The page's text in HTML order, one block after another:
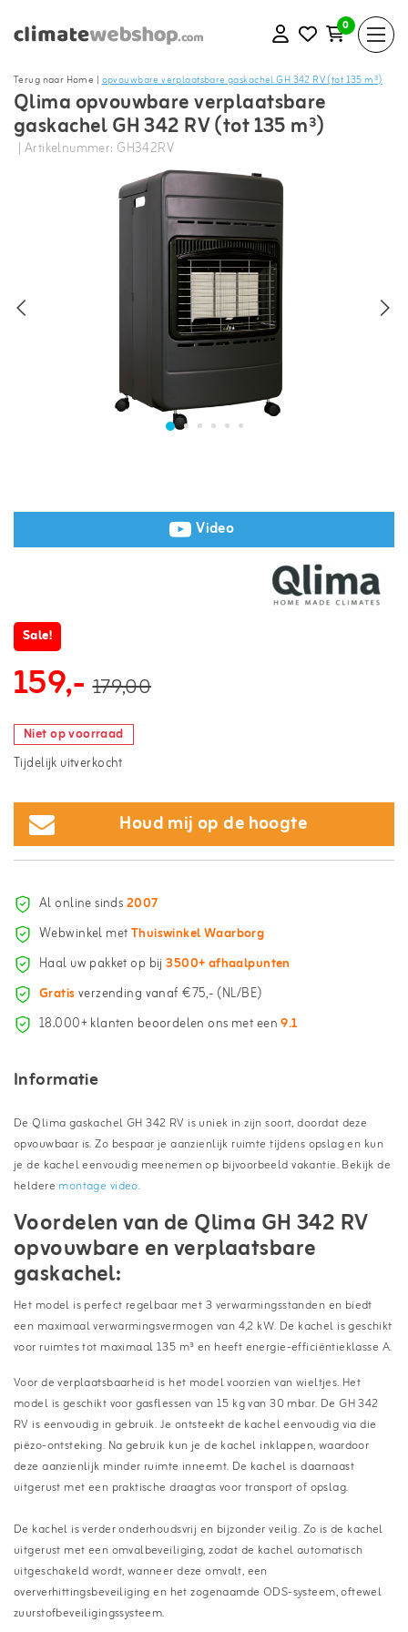
0
Terug naar Home |opvouwbare verplaatsbare gaskachel GH 342 RV (tot 135 m³)
Qlima opvouwbare verplaatsbare
gaskachel GH 342 RV (tot 135 m³)
| Artikelnummer: GH342RV
Video
Sale!
159,- 179,00
Niet op voorraad
Tijdelijk uitverkocht
Houd mij op de hoogte
Al online sinds2007
Webwinkel metThuiswinkel Waarborg
Haal uw pakket op bij3500+ afhaalpunten
Gratisverzending vanaf €75,- (NL/BE)
18.000+ klanten beoordelen ons met een9.1
Informatie
De Qlima gaskachel GH 342 RV is uniek in zijn soort, doordat deze
opvouwbaar is. Zo bespaar je aanzienlijk ruimte tijdens opslag en kun
je de kachel eenvoudig meenemen op bijvoorbeeld vakantie. Bekijk de
heldere montage video.
Voordelen van de Qlima GH 342 RV
opvouwbare en verplaatsbare
gaskachel:
Het model is perfect regelbaar met 3 verwarmingsstanden en biedt
een maximaal verwarmingsvermogen van 4,2 kW. De kachel is geschikt
voor ruimtes tot maximaal 135 m³ en heeft energie-efficiëntieklasse A.
Voor de verplaatsbaarheid is het model voorzien van wieltjes. Het
model is geschikt voor gasflessen van 15 kg van 30 mbar. De GH 342
RV is eenvoudig in gebruik. Je ontsteekt de kachel eenvoudig via die
piëzo-ontsteking. Na gebruik kun je de kachel inklappen, waardoor
deze aanzienlijk minder ruimte inneemt. De kachel is daarnaast
uitgerust met een praktische draagtas voor transport of opslag.
De kachel is verder onderhoudsvrij en bijzonder veilig. Zo is de kachel
uitgerust met een omvalbeveiliging, zodat de kachel automatisch
uitgeschakeld wordt, wanneer deze omvalt, een
oververhittingsbeveiliging en het zogenaamde ODS-systeem, oftewel
zuurstofbeveiligingssysteem.